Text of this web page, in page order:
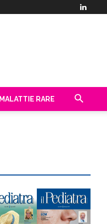
MALATTIE RARE